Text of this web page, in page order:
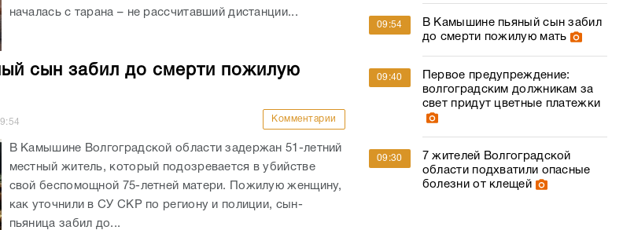
началась с тарана – не рассчитавший дистанции...
сын забил до смерти пожилую
Комментарии
В Камышине Волгоградской области задержан 51-летний
местный житель, который подозревается в убийстве
свой беспомощной 75-летней матери. Пожилую женщину,
как уточнили в СУ СКР по региону и полиции, сын-
пьяница забил до...
09:54
В Камышине пьяный сын забил
до смерти пожилую мать
09:40
Первое предупреждение:
волгоградским должникам за
свет придут цветные платежки
09:30
7 жителей Волгоградской
области подхватили опасные
болезни от клещей